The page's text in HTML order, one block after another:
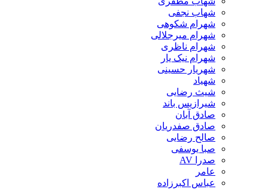
شهاب نجفی
شهرام شکوهی
شهرام میرجلالی
شهرام ناظری
شهرام نیک یار
شهریار حسینی
شهیاد
شیث رضایی
شیرازیس باند
صادق آبان
صادق صفدریان
صالح رضایی
صبا یوسفی
صدرا AV
عامر
عباس اکبرزاده